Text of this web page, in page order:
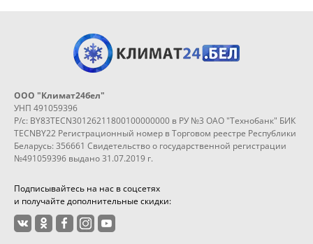
ООО "Климат24бел"
УНП 491059396
Р/с: BY83TECN30126211800100000000 в РУ №3 ОАО "Технобанк" БИК
TECNBY22 Регистрационный номер в Торговом реестре Республики
Беларусь: 356661 Свидетельство о государственной регистрации
№491059396 выдано 31.07.2019 г.
Подписывайтесь на нас в соцсетях
и получайте дополнительные скидки: